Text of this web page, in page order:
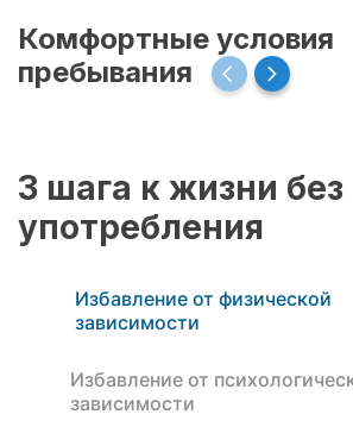
Комфортные условия
пребывания
3 шага к жизни без
употребления
Избавление от физической
зависимости
Избавление от
зависимости